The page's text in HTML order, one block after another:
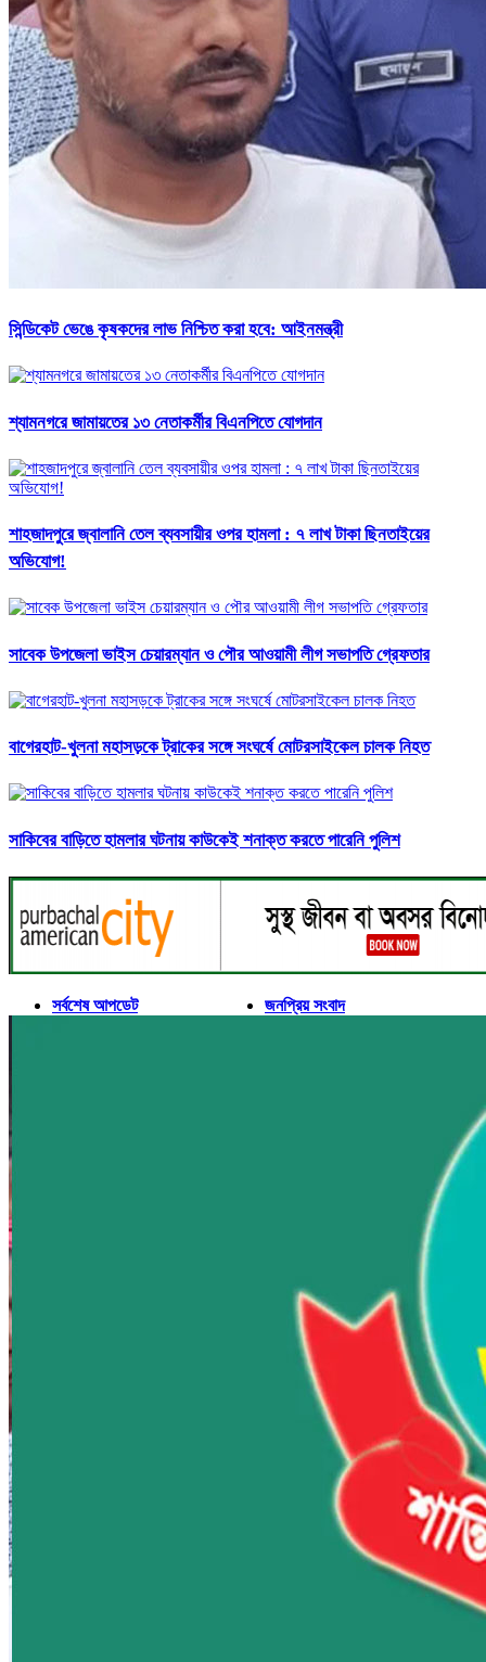
সিন্ডিকেট ভেঙে কৃষকদের লাভ নিশ্চিত করা হবে: আইনমন্ত্রী
শ্যামনগরে জামায়তের ১৩ নেতাকর্মীর বিএনপিতে যোগদান
শাহজাদপুরে জ্বালানি তেল ব্যবসায়ীর ওপর হামলা : ৭ লাখ টাকা ছিনতাইয়ের
অভিযোগ!
সাবেক উপজেলা ভাইস চেয়ারম্যান ও পৌর আওয়ামী লীগ সভাপতি গ্রেফতার
বাগেরহাট-খুলনা মহাসড়কে ট্রাকের সঙ্গে সংঘর্ষে মোটরসাইকেল চালক নিহত
সাকিবের বাড়িতে হামলার ঘটনায় কাউকেই শনাক্ত করতে পারেনি পুলিশ
সর্বশেষ আপডেট জনপ্রিয় সংবাদ